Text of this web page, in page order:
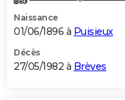
Naissance
01/06/1896 à Puisieux
Décès
27/05/1982 à Brèves